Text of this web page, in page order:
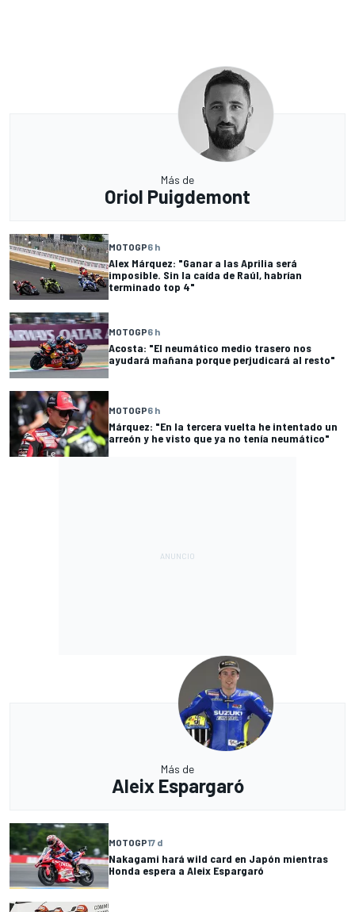
Más de
Oriol Puigdemont
MOTOGP6 h
Alex Márquez: "Ganar a las Aprilia será
imposible. Sin la caída de Raúl, habrían
terminado top 4"
MOTOGP6 h
Acosta: "El neumático medio trasero nos
ayudará mañana porque perjudicará al resto"
MOTOGP6 h
Márquez: "En la tercera vuelta he intentado un
arreón y he visto que ya no tenía neumático"
Más de
Aleix Espargaró
MOTOGP17 d
Nakagami hará wild card en Japón mientras
Honda espera a Aleix Espargaró